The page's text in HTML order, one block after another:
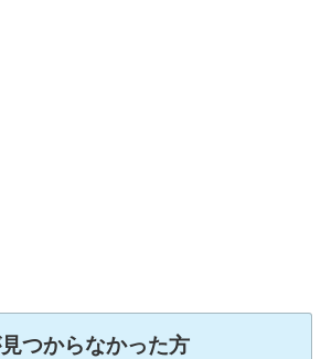
つからなかった方